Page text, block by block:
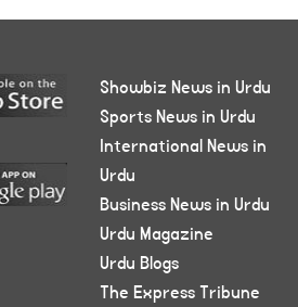
Showbiz News in Urdu
Sports News in Urdu
International News in
Urdu
Business News in Urdu
Urdu Magazine
Urdu Blogs
The Express Tribune